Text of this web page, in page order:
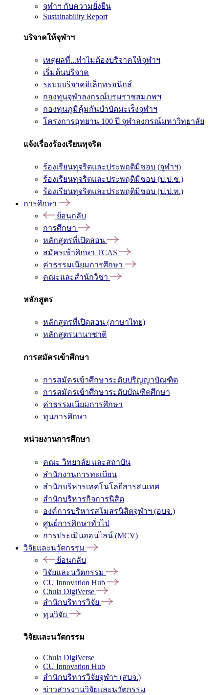
จุฬาฯ กับความยั่งยืน
Sustainability Report
บริจาคให้จุฬาฯ
เหตุผลที่...ทำไมต้องบริจาคให้จุฬาฯ
เริ่มต้นบริจาค
ระบบบริจาคอิเล็กทรอนิกส์
กองทุนจุฬาลงกรณ์บรมราชสมภพฯ
กองทุนภูมิคุ้มกันบำบัดมะเร็งจุฬาฯ
โครงการอุทยาน 100 ปี จุฬาลงกรณ์มหาวิทยาลัย
แจ้งเรื่องร้องเรียนทุจริต
ร้องเรียนทุจริตและประพฤติมิชอบ (จุฬาฯ)
ร้องเรียนทุจริตและประพฤติมิชอบ (ป.ป.ช.)
ร้องเรียนทุจริตและประพฤติมิชอบ (ป.ป.ท.)
การศึกษา
ย้อนกลับ
การศึกษา
หลักสูตรที่เปิดสอน
สมัครเข้าศึกษา TCAS
ค่าธรรมเนียมการศึกษา
คณะและสำนักวิชา
หลักสูตร
หลักสูตรที่เปิดสอน (ภาษาไทย)
หลักสูตรนานาชาติ
การสมัครเข้าศึกษา
การสมัครเข้าศึกษาระดับปริญญาบัณฑิต
การสมัครเข้าศึกษาระดับบัณฑิตศึกษา
ค่าธรรมเนียมการศึกษา
ทุนการศึกษา
หน่วยงานการศึกษา
คณะ วิทยาลัย และสถาบัน
สำนักงานการทะเบียน
สำนักบริหารเทคโนโลยีสารสนเทศ
สำนักบริหารกิจการนิสิต
องค์การบริหารสโมสรนิสิตจุฬาฯ (อบจ.)
ศูนย์การศึกษาทั่วไป
การประเมินออนไลน์ (MCV)
วิจัยและนวัตกรรม
ย้อนกลับ
วิจัยและนวัตกรรม
CU Innovation Hub
Chula DigiVerse
สำนักบริหารวิจัย
ทุนวิจัย
วิจัยและนวัตกรรม
Chula DigiVerse
CU Innovation Hub
สำนักบริหารวิจัยจุฬาฯ (สบจ.)
ข่าวสารงานวิจัยและนวัตกรรม